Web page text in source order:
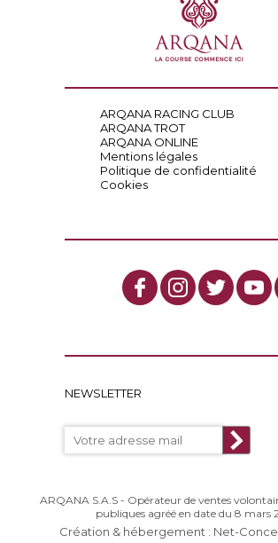
ARQANA RACING CLUB
ARQANA TROT
ARQANA ONLINE
Mentions légales
Politique de confidentialité
Cookies
NEWSLETTER
ARQANA S.A.S - Opérateur de ventes
publiques agréé en date du 8 mars
Création & hébergement : Net-